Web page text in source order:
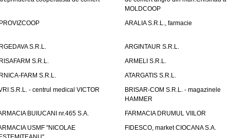
MOLDCOOP
ARALIA S.R.L., farmacie
S.R.L.
ARGINTAUR S.R.L.
S.R.L.
ARMELI S.R.L.
FARM S.R.L.
ATARGATIS S.R.L.
S.R.L. - centrul medical VICTOR
BRISAR-COM S.R.L. - magazinele
HAMMER
BUIUCANI nr.465 S.A.
FARMACIA DRUMUL VIILOR
USMF "NICOLAE
FIDESCO, market CIOCANA S.A.